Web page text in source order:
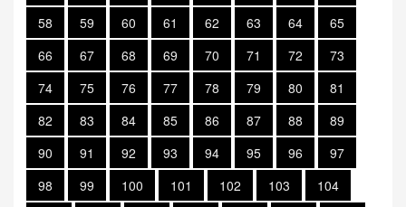
58
59 60 61 62 63 64
65
66
67 68 69 70 71 72
73
74
75 76 77 78 79 80
81
82
83 84 85 86 87 88
89
90
91 92 93 94 95 96
97
98
99 100 101 102 103
104